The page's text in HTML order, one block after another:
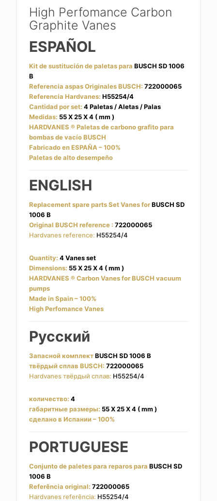
High Perfomance Carbon
Graphite Vanes
ESPAÑOL
Kit de sustitución de paletas para BUSCH SD 1006
B
Referencia aspas Originales BUSCH: 722000065
Referencia Hardvanes: H55254/4
Cantidad por set: 4 Paletas / Aletas / Palas
Medidas: 55 X 25 X 4 ( mm )
HARDVANES ® Paletas de carbono grafito para
bombas de vacío BUSCH
Fabricado en ESPAÑA – 100%
Paletas de alto desempeño
ENGLISH
Replacement spare parts Set Vanes forBUSCH SD
1006 B
Original BUSCH reference : 722000065
Hardvanes reference: H55254/4
Quantity: 4 Vanes set
Dimensions: 55 X 25 X 4 ( mm )
HARDVANES ® Carbon Vanes for BUSCH vacuum
pumps
Made in Spain – 100%
High Perfomance Vanes
Русский
Запасной комплектBUSCH SD 1006 B
твёрдый сплав BUSCH: 722000065
Hardvanes твёрдый сплав: H55254/4
количество: 4
габаритные размеры: 55 X 25 X 4 ( mm )
сделано в Испании – 100%
PORTUGUESE
Conjunto de paletes para reparos para BUSCH SD
1006 B
Referência original: 722000065
Hardvanes referência: H55254/4